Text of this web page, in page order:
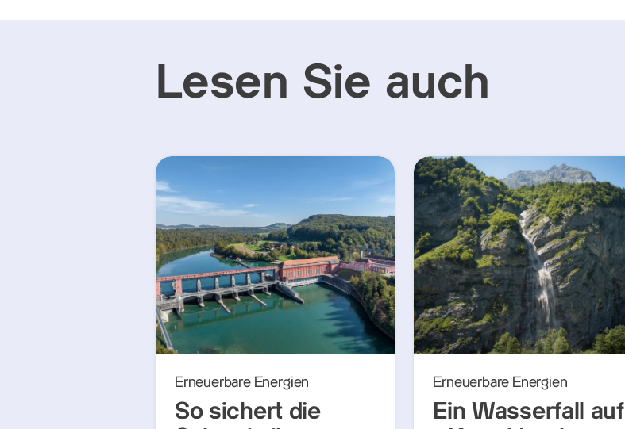
Lesen Sie auch
Erneuerbare Energien
So sichert die
Erneuerbare Energien
Ein Wasserfall auf